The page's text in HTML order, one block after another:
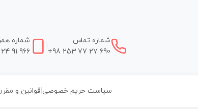
شماره تماس
+98 253 77 27 690
شماره
91 966
سیاست حریم خصوصی| قوانین و